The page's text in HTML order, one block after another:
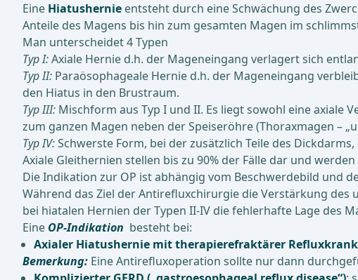
Eine Hiatushernie entsteht durch eine Schwächung des
Anteile des Magens bis hin zum gesamten Magen im
Man unterscheidet 4 Typen
Typ I:Axiale Hernie d.h. der Mageneingang verlagert sich
Typ II: Paraösophageale Hernie d.h. der Mageneingang
den Hiatus in den Brustraum.
Typ III: Mischform aus Typ I und II. Es liegt sowohl eine axiale
zum ganzen Magen neben der Speiseröhre (Thoraxmagen –
Typ IV:Schwerste Form, bei der zusätzlich Teile des
Axiale Gleithernien stellen bis zu 90% der Fälle dar und
Die Indikation zur OP ist abhängig vom Beschwerdebild und
Während das Ziel der Antirefluxchirurgie die Verstärkung
bei hiatalen Hernien der Typen II-IV die fehlerhafte Lage des
Eine OP-Indikation besteht bei:
Axialer Hiatushernie mit therapierefraktärer
Bemerkung: Eine Antirefluxoperation sollte nur dann